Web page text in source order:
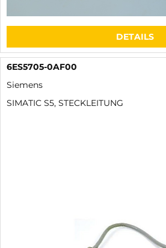
DETAILS
6ES5705-0AF00
Siemens
SIMATIC S5, STECKLEITUNG